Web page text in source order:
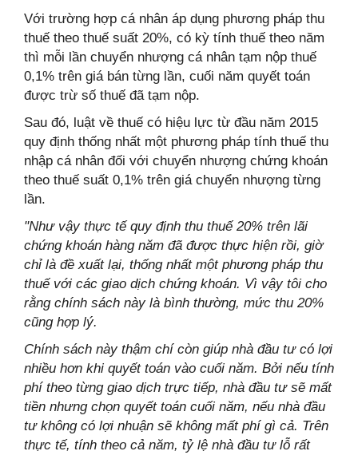
Với trường hợp cá nhân áp dụng phương pháp thu
thuế theo thuế suất 20%, có kỳ tính thuế theo năm
thì mỗi lần chuyển nhượng cá nhân tạm nộp thuế
0,1% trên giá bán từng lần, cuối năm quyết toán
được trừ số thuế đã tạm nộp.
Sau đó, luật về thuế có hiệu lực từ đầu năm 2015
quy định thống nhất một phương pháp tính thuế thu
nhập cá nhân đối với chuyển nhượng chứng khoán
theo thuế suất 0,1% trên giá chuyển nhượng từng
lần.
"Như vậy thực tế quy định thu thuế 20% trên lãi
chứng khoán hàng năm đã được thực hiện rồi, giờ
chỉ là đề xuất lại, thống nhất một phương pháp thu
thuế với các giao dịch chứng khoán. Vì vậy tôi cho
rằng chính sách này là bình thường, mức thu 20%
cũng hợp lý.
Chính sách này thậm chí còn giúp nhà đầu tư có lợi
nhiều hơn khi quyết toán vào cuối năm. Bởi nếu tính
phí theo từng giao dịch trực tiếp, nhà đầu tư sẽ mất
tiền nhưng chọn quyết toán cuối năm, nếu nhà đầu
tư không có lợi nhuận sẽ không mất phí gì cả. Trên
thực tế, tính theo cả năm, tỷ lệ nhà đầu tư lỗ rất